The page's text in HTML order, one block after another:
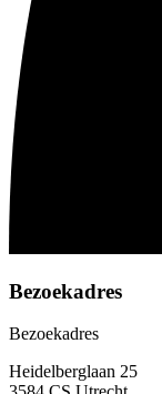
Bezoekadres
Bezoekadres
Heidelberglaan 25